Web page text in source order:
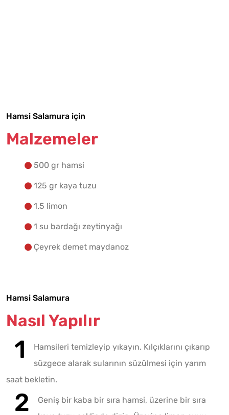
Hamsi Salamura için
Malzemeler
500 gr hamsi
125 gr kaya tuzu
1.5 limon
1 su bardağı zeytinyağı
Çeyrek demet maydanoz
Hamsi Salamura
Nasıl Yapılır
Hamsileri temizleyip yıkayın. Kılçıklarını çıkarıp
süzgece alarak sularının süzülmesi için yarım
saat bekletin.
Geniş bir kaba bir sıra hamsi, üzerine bir sıra